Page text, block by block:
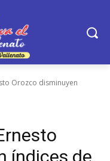
Orozco disminuyen
índices de